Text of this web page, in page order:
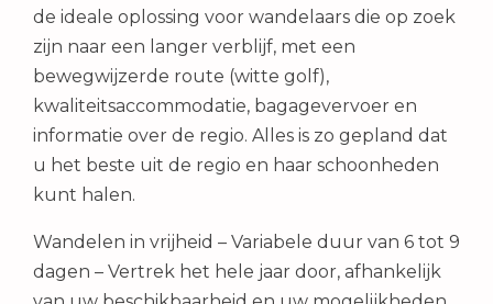
de ideale oplossing voor wandelaars die op zoek
zijn naar een langer verblijf, met een
bewegwijzerde route (witte golf),
kwaliteitsaccommodatie, bagagevervoer en
informatie over de regio. Alles is zo gepland dat
u het beste uit de regio en haar schoonheden
kunt halen.
Wandelen in vrijheid – Variabele duur van 6 tot 9
dagen – Vertrek het hele jaar door, afhankelijk